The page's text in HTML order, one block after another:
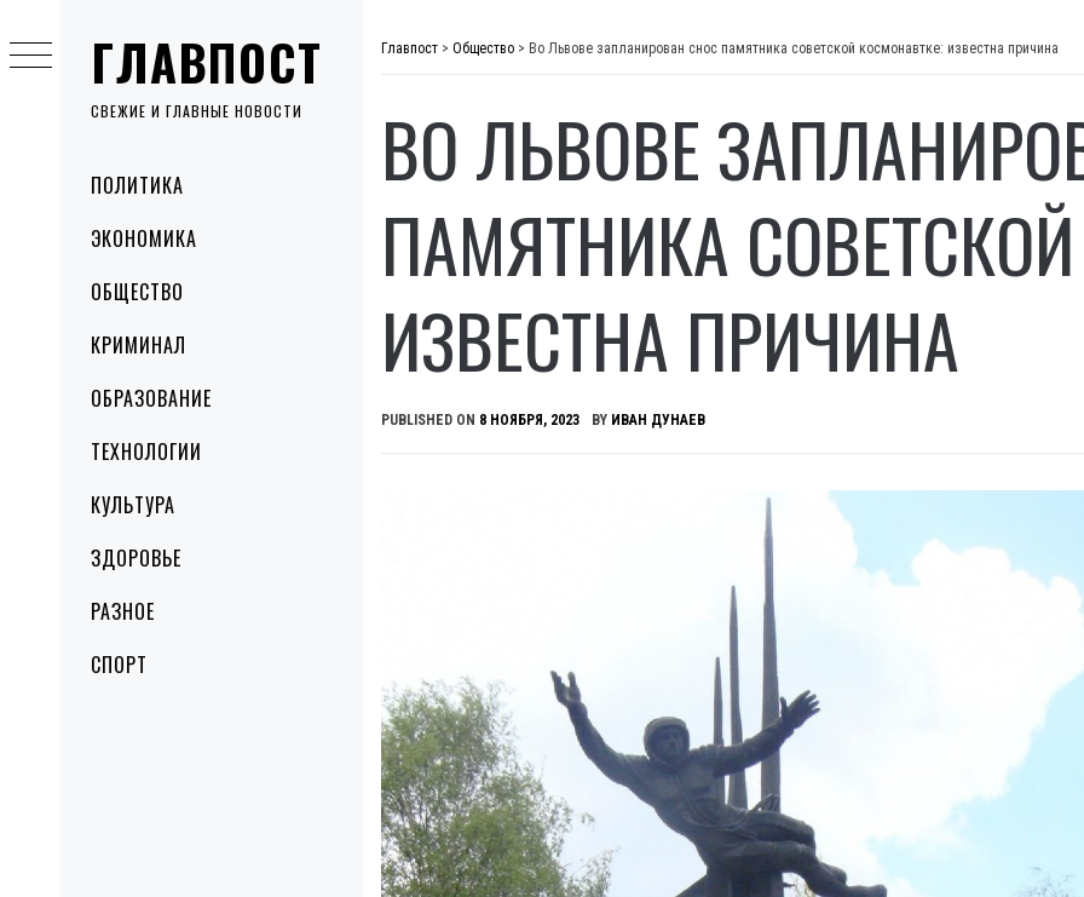
ГЛАВПОСТ
СВЕЖИЕ И ГЛАВНЫЕ НОВОСТИ
MenuПОЛИТИКА
ЭКОНОМИКА
ОБЩЕСТВО
КРИМИНАЛ
ОБРАЗОВАНИЕ
ТЕХНОЛОГИИ
КУЛЬТУРА
ЗДОРОВЬЕ
РАЗНОЕ
СПОРТ
to
content
Главпост > Общество > Во Львове запланирован снос памятника советской космонавтке: известна причина
ВО ЛЬВОВЕ
ПАМЯТНИКА
ИЗВЕСТНА ПРИЧИНА
PUBLISHED ON 8 НОЯБРЯ, 2023 BY ИВАН ДУНАЕВ